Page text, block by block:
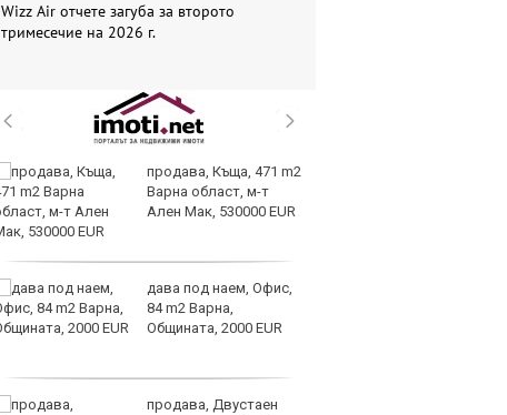
Wizz Air отчете загуба за второто
тримесечие на 2026 г.
продава, Къща, 471 m2
Варна област, м-т
Ален Мак, 530000 EUR
дава под наем, Офис,
84 m2 Варна,
Общината, 2000 EUR
продава, Двустаен